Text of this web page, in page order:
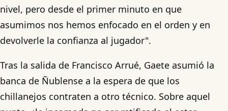
nivel, pero desde el primer minuto en que
asumimos nos hemos enfocado en el orden y en
devolverle la confianza al jugador".
Tras la salida de Francisco Arrué, Gaete asumió la
banca de Ñublense a la espera de que los
chillanejos contraten a otro técnico. Sobre aquel